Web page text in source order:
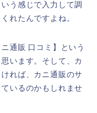
う感じで入力して調
れたんですよね。
通販 口コミ】という
います。そして、カ
れば、カニ通販のサ
いるのかもしれませ